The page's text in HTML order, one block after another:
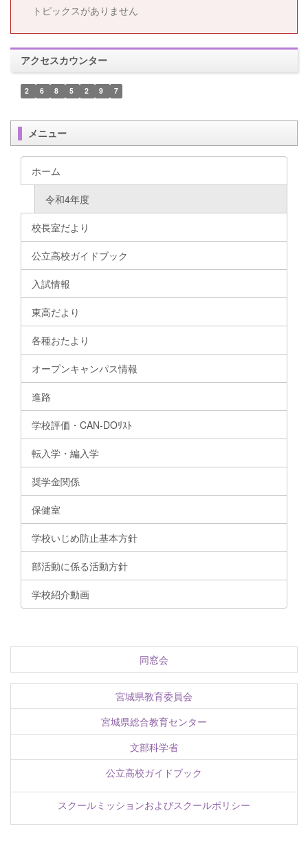
トピックスがありません
アクセスカウンター
2 6 8 5 2 9 7
メニュー
ホーム
令和4年度
校長室だより
公立高校ガイドブック
入試情報
東高だより
各種おたより
オープンキャンパス情報
進路
学校評価・CAN-DOﾘｽﾄ
転入学・編入学
奨学金関係
保健室
学校いじめ防止基本方針
部活動に係る活動方針
学校紹介動画
同窓会
宮城県教育委員会
宮城県総合教育センター
文部科学省
公立高校ガイドブック
スクールミッションおよびスクールポリシー